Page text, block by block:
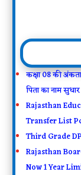
कक्षा 08 की
पिता का नाम सुधार
Rajasthan
Transfer List
Third Grade
Rajasthan
Now 1 Year